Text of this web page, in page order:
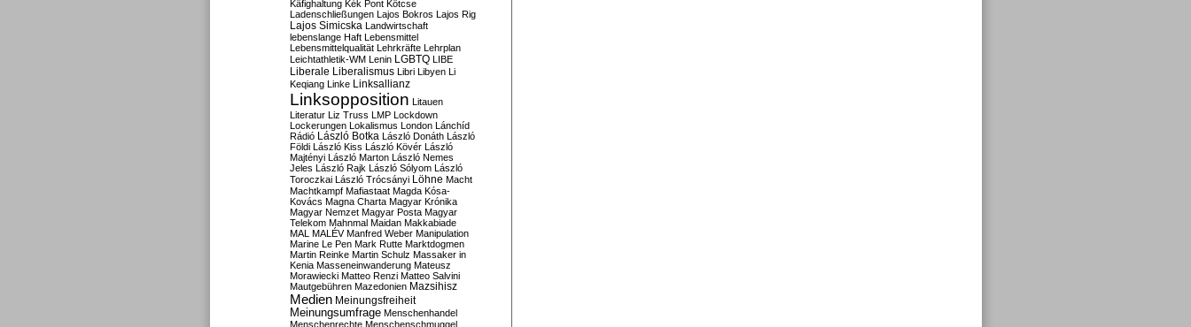
Käfighaltung Kék Pont Kötcse
Ladenschließungen Lajos Bokros Lajos Rig
Lajos Simicska Landwirtschaft
lebenslange Haft Lebensmittel
Lebensmittelqualität Lehrkräfte Lehrplan
Leichtathletik-WM Lenin LGBTQ LIBE
Liberale Liberalismus Libri Libyen Li
Keqiang Linke Linksallianz
Linksopposition Litauen
Literatur Liz Truss LMP Lockdown
Lockerungen Lokalismus London Lánchíd
Rádió
László Botka László Donáth László
Földi László Kiss László Kövér László
Majtényi László Marton László Nemes
Jeles László Rajk László Sólyom László
Toroczkai László Trócsányi Löhne Macht
Machtkampf Mafiastaat Magda Kósa-
Kovács Magna Charta Magyar Krónika
Magyar Nemzet Magyar Posta Magyar
Telekom Mahnmal Maidan Makkabiade
MAL MALÉV Manfred Weber Manipulation
Marine Le Pen Mark Rutte Marktdogmen
Martin Reinke Martin Schulz Massaker in
Kenia Masseneinwanderung Mateusz
Morawiecki Matteo Renzi Matteo Salvini
Mautgebühren Mazedonien Mazsihisz
Medien Meinungsfreiheit
Meinungsumfrage Menschenhandel
Menschenrechte Menschenschmuggel